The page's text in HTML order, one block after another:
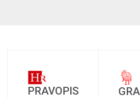
PRAVOPIS